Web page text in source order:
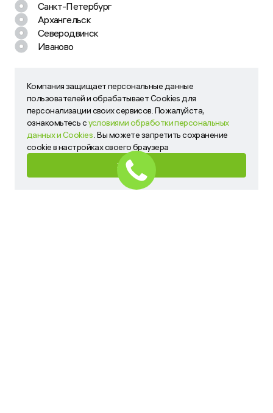
Остались вопросы? Задайте их
Санкт-Петербург
Архангельск
Северодвинск
Иваново
Компания защищает персональные данные
пользователей и обрабатывает Cookies для
персонализации своих сервисов. Пожалуйста,
ознакомьтесь с условиями обработки персональных
данных и Cookies
. Вы можете запретить сохранение
cookie в настройках своего браузера
ХОРОШО
Компания защищает персональные данные пользователей
и обрабатывает Cookies для персонализации своих
сервисов. Пожалуйста, ознакомьтесь сусловиями
обработки персональных данных и Cookies. Вы можете
запретить сохранение cookie в настройках своего
браузера
ХОРОШО